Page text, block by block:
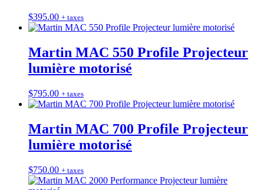
$395.00 + taxes
Martin MAC 550 Profile Projecteur
lumière motorisé
$795.00 + taxes
Martin MAC 700 Profile Projecteur
lumière motorisé
$750.00 + taxes